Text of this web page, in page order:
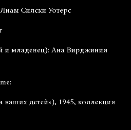
Силски Уотерс
и младенец): Ана Вирджиния
ваших детей»), 1945, коллекция